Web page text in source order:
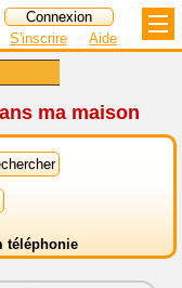
S'inscrire Aide
ma maison
téléphonie